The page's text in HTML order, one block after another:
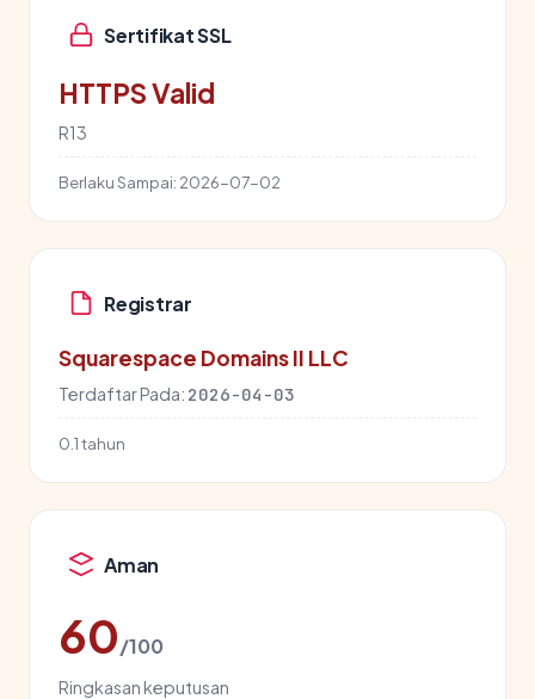
Sertifikat SSL
HTTPS Valid
R13
Berlaku Sampai: 2026-07-02
Registrar
Squarespace Domains II LLC
Terdaftar Pada: 2026-04-03
0.1 tahun
Aman
60/100
Ringkasan keputusan